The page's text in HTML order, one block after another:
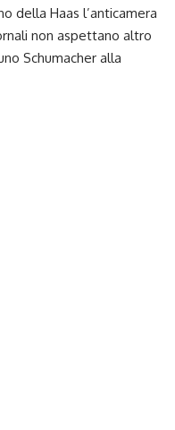
della Haas l’anticamera
non aspettano altro
Schumacher alla